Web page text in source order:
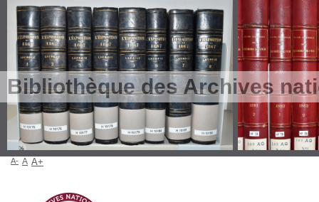
Bibliothèque des Archives
A- A A+